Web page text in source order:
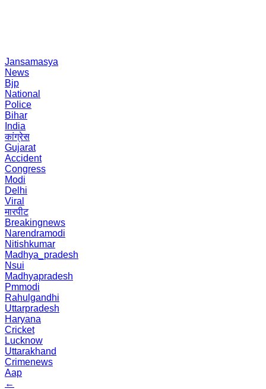
Jansamasya
News
Bjp
National
Police
Bihar
India
कांग्रेस
Gujarat
Accident
Congress
Modi
Delhi
Viral
मारपीट
Breakingnews
Narendramodi
Nitishkumar
Madhya_pradesh
Nsui
Madhyapradesh
Pmmodi
Rahulgandhi
Uttarpradesh
Haryana
Cricket
Lucknow
Uttarakhand
Crimenews
Aap
←